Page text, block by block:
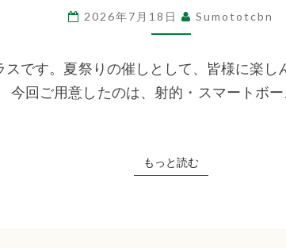
り
（ゲ
ム
大
千
草
2026年7月18日 Sumototcbn
スです。夏祭りの催しとして、皆様に楽し
今回ご用意したのは、射的・スマートボ
もっと読むもっと読む